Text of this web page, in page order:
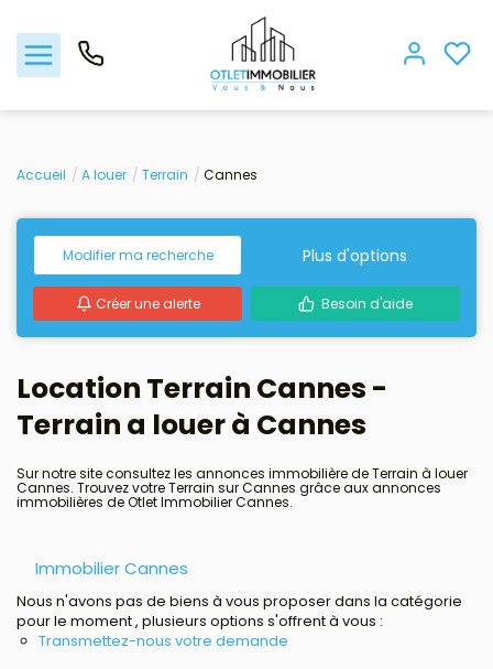
Acheter
Louer
Gestion locative
Nos biens vendus
Nos agences
Estimation
Avis clients
Accueil A louer Terrain Cannes
Modifier ma recherche Plus d'options
Créer une alerte Besoin d'aide
Location Terrain Cannes -
Terrain a louer à Cannes
Sur notre site consultez les annonces immobilière de Terrain à louer
Cannes. Trouvez votre Terrain sur Cannes grâce aux annonces
immobilières de Otlet Immobilier Cannes.
Immobilier Cannes
Nous n'avons pas de biens à vous proposer dans la catégorie
pour le moment , plusieurs options s'offrent à vous :
Transmettez-nous votre demande